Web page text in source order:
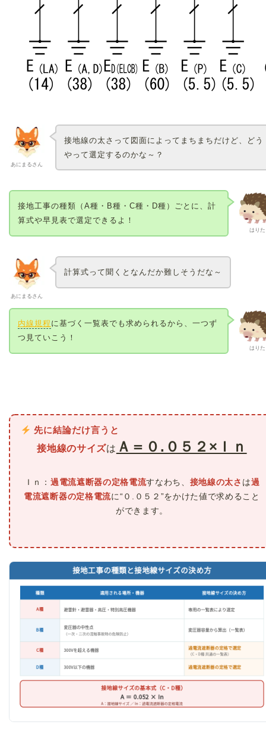
あにまるさん
接地線の太さって図面によってまちまちだけど、どう
やって選定するのかな～？
はりた
接地工事の種類（A種・B種・C種・D種）ごとに、計
算式や早見表で選定できるよ！
あにまるさん
計算式って聞くとなんだか難しそうだな～
はりた
内線規程 に基づく一覧表でも求められるから、一つず
つ見ていこう！
先に結論だけ言うと
接地線のサイズは Ａ＝０.０５２×Ｉｎ
Ｉｎ： 過電流遮断器の定格電流すなわち、 接地線の太さ は過
電流遮断器の定格電流に“０.０５２”をかけた値で求めること
ができます。